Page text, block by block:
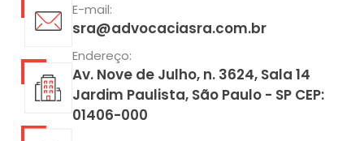
E-mail:
sra@advocaciasra.com.br
Endereço:
Av. Nove de Julho, n. 3624, Sala 14
Jardim Paulista, São Paulo - SP CEP:
01406-000